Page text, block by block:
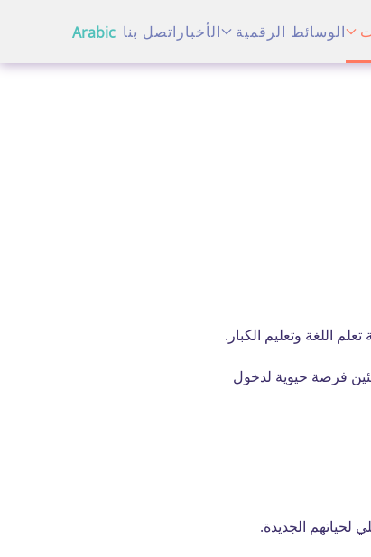
الوسائط الرقمية الأخبار اتصل بنا Arabic
اللغة وتعليم الكبار.
فرصة حيوية لدخول
لحياتهم الجديدة.